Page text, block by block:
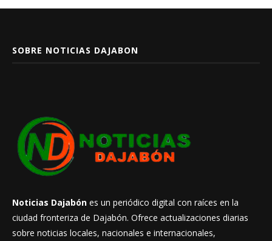
SOBRE NOTICIAS DAJABON
Noticias Dajabón es un periódico digital con raíces en la
ciudad fronteriza de Dajabón. Ofrece actualizaciones diarias
sobre noticias locales, nacionales e internacionales,